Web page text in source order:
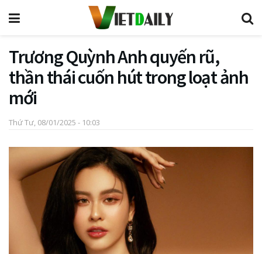
Trương Quỳnh Anh quyến rũ,
thần thái cuốn hút trong loạt ảnh
mới
Thứ Tư, 08/01/2025 - 10:03